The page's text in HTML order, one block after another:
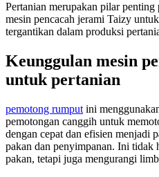
Pertanian merupakan pilar
mesin pencacah jerami Taizy
tergantikan dalam produksi
Keunggulan mesin
untuk pertanian
pemotong rumput ini
pemotongan canggih untuk
dengan cepat dan efisien menjadi
pakan dan penyimpanan. Ini tidak
pakan, tetapi juga mengurangi